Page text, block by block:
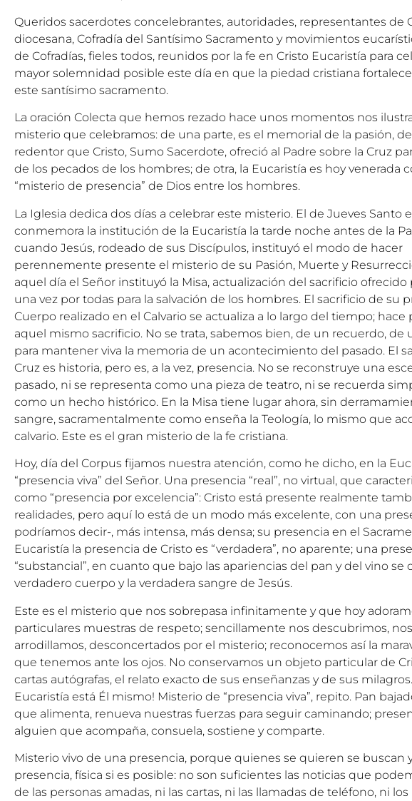
Queridos sacerdotes concelebrantes, autoridades, representantes de
diocesana, Cofradía del Santísimo Sacramento y movimientos
de Cofradías, fieles todos, reunidos por la fe en Cristo Eucaristía para
mayor solemnidad posible este día en que la piedad cristiana
este santísimo sacramento.
La oración Colecta que hemos rezado hace unos momentos nos
misterio que celebramos: de una parte, es el memorial de la pasión,
redentor que Cristo, Sumo Sacerdote, ofreció al Padre sobre la Cruz
de los pecados de los hombres; de otra, la Eucaristía es hoy venerada
“misterio de presencia” de Dios entre los hombres.
La Iglesia dedica dos días a celebrar este misterio. El de Jueves Santo
conmemora la institución de la Eucaristía la tarde noche antes de la
cuando Jesús, rodeado de sus Discípulos, instituyó el modo de hacer
perennemente presente el misterio de su Pasión, Muerte y
aquel día el Señor instituyó la Misa, actualización del sacrificio ofrecido
una vez por todas para la salvación de los hombres. El sacrificio de su
Cuerpo realizado en el Calvario se actualiza a lo largo del tiempo; hace
aquel mismo sacrificio. No se trata, sabemos bien, de un recuerdo, de
para mantener viva la memoria de un acontecimiento del pasado. El
Cruz es historia, pero es, a la vez, presencia. No se reconstruye una
pasado, ni se representa como una pieza de teatro, ni se recuerda
como un hecho histórico. En la Misa tiene lugar ahora, sin
sangre, sacramentalmente como enseña la Teología, lo mismo que
calvario. Este es el gran misterio de la fe cristiana.
Hoy, día del Corpus fijamos nuestra atención, como he dicho, en la
“presencia viva” del Señor. Una presencia “real”, no virtual, que
como “presencia por excelencia”: Cristo está presente realmente
realidades, pero aquí lo está de un modo más excelente, con una
podríamos decir-, más intensa, más densa; su presencia en el
Eucaristía la presencia de Cristo es “verdadera”, no aparente; una
“substancial”, en cuanto que bajo las apariencias del pan y del vino se
verdadero cuerpo y la verdadera sangre de Jesús.
Este es el misterio que nos sobrepasa infinitamente y que hoy
particulares muestras de respeto; sencillamente nos descubrimos, nos
arrodillamos, desconcertados por el misterio; reconocemos así la
que tenemos ante los ojos. No conservamos un objeto particular de
cartas autógrafas, el relato exacto de sus enseñanzas y de sus milagros.
Eucaristía está Él mismo! Misterio de “presencia viva”, repito. Pan
que alimenta, renueva nuestras fuerzas para seguir caminando;
alguien que acompaña, consuela, sostiene y comparte.
Misterio vivo de una presencia, porque quienes se quieren se buscan
presencia, física si es posible: no son suficientes las noticias que
de las personas amadas, ni las cartas, ni las llamadas de teléfono, ni